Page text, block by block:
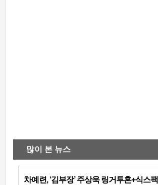
많이 본 뉴스
차예련, ‘김부장’ 주상욱 링거투혼+식스팩